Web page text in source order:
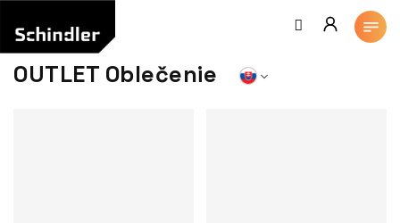
obsah
OUTLET Oblečenie